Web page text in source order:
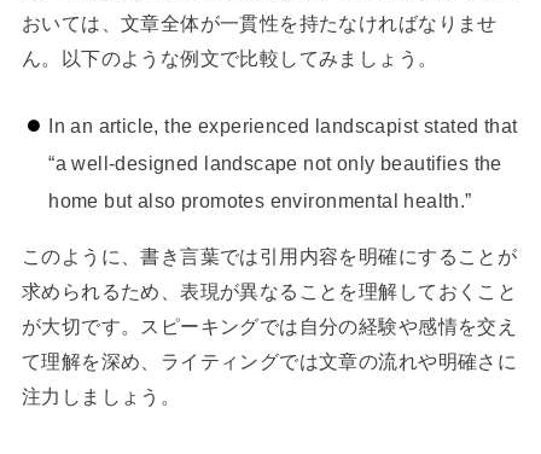
おいては、文章全体が一貫性を持たなければなりませ
ん。以下のような例文で比較してみましょう。
In an article, the experienced landscapist stated that
“a well-designed landscape not only beautifies the
home but also promotes environmental health.”
このように、書き言葉では引用内容を明確にすることが
求められるため、表現が異なることを理解しておくこと
が大切です。スピーキングでは自分の経験や感情を交え
て理解を深め、ライティングでは文章の流れや明確さに
注力しましょう。